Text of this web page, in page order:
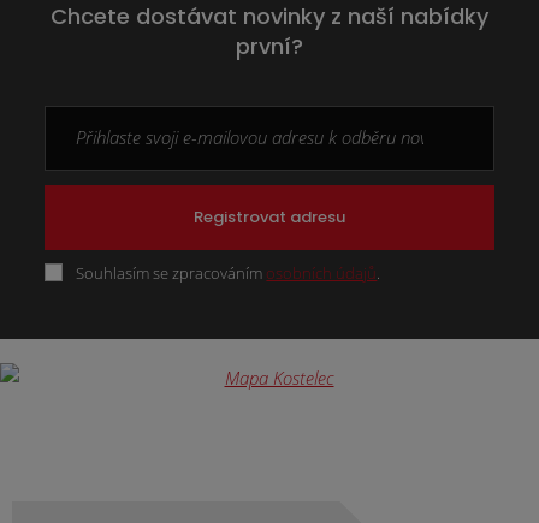
Chcete dostávat novinky z naší nabídky
první?
Registrovat adresu
Souhlasím se zpracováním osobních údajů.